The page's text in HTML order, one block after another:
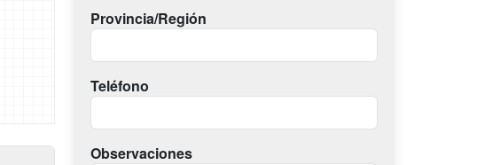
Provincia/Región
Teléfono
Observaciones